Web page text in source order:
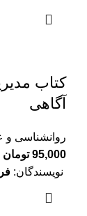
کتاب
آگاهی
روانشناسی و
95,000 تومان
نویسندگان: